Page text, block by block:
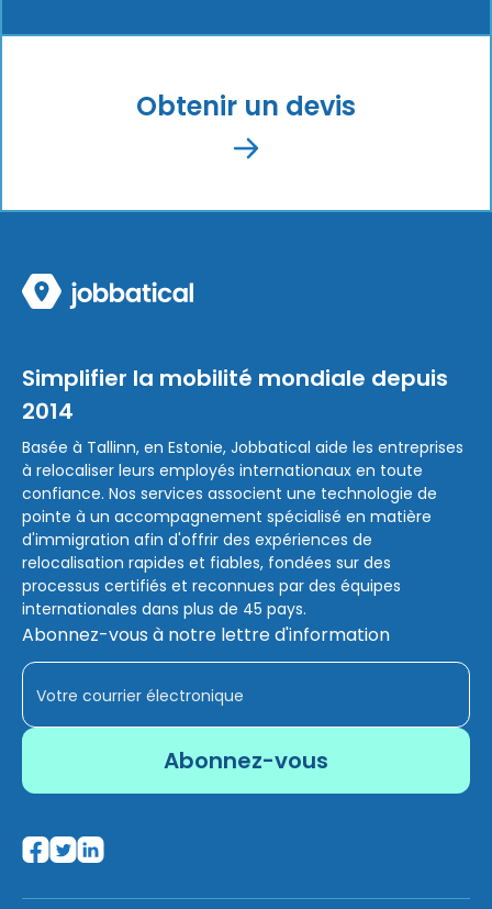
Obtenir un devis
Simplifier la mobilité mondiale depuis
2014
Basée à Tallinn, en Estonie, Jobbatical aide les entreprises
à relocaliser leurs employés internationaux en toute
confiance. Nos services associent une technologie de
pointe à un accompagnement spécialisé en matière
d'immigration afin d'offrir des expériences de
relocalisation rapides et fiables, fondées sur des
processus certifiés et reconnues par des équipes
internationales dans plus de 45 pays.
Abonnez-vous à notre lettre d'information